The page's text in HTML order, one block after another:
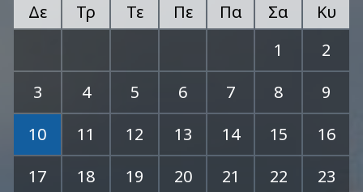
Δε Τρ Τε Πε Πα Σα
Κυ
1
2
3
4 5 6 7 8
9
10
11 12 13 14 15
16
17
18 19 20 21 22
23